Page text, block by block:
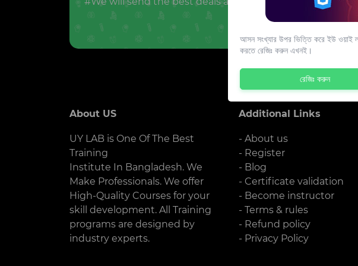
About US
UY LAB is One Of The Best
Training
Institute In Bangladesh. We
Make Professionals. We offer
High-Quality Courses for your
skill development. All Training
programs are designed by
industry experts.
Additional Links
- About us
- Register
- Blog
- Certificate validation
- Become instructor
- Terms & rules
- Refund policy
- Privacy Policy
আসন সংখ্যার উপর ভিত্তি করে ইউ ওয়াই
করতে রেজিঃ করুন এখনই।
রেজিঃ করুন